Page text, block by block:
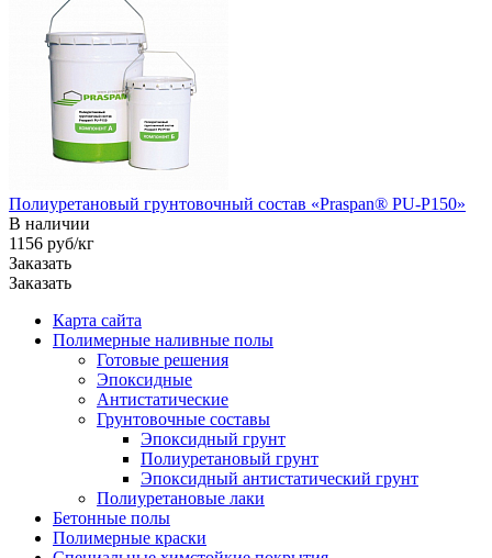
Полиуретановый грунтовочный состав «Praspan® PU-P150»
В наличии
1156 руб/кг
Заказать
Заказать
Карта сайта
Полимерные наливные полы
Готовые решения
Эпоксидные
Антистатические
Грунтовочные составы
Эпоксидный грунт
Полиуретановый грунт
Эпоксидный антистатический грунт
Полиуретановые лаки
Бетонные полы
Полимерные краски